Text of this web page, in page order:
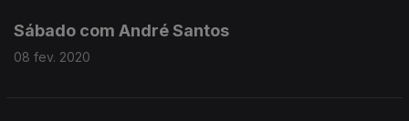
Sábado com André Santos
08 fev. 2020